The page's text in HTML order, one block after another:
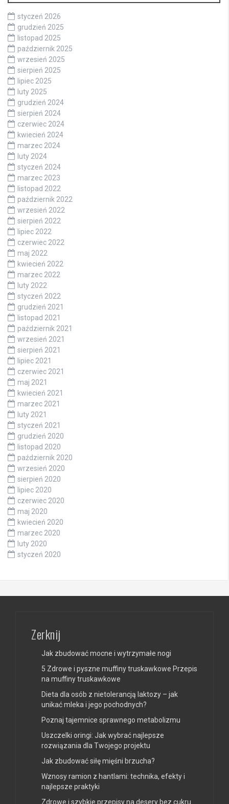
styczeń 2026
grudzień 2025
listopad 2025
październik 2025
wrzesień 2025
sierpień 2025
lipiec 2025
luty 2025
grudzień 2024
sierpień 2024
czerwiec 2024
kwiecień 2024
marzec 2024
luty 2024
styczeń 2024
marzec 2023
listopad 2022
październik 2022
wrzesień 2022
sierpień 2022
lipiec 2022
czerwiec 2022
maj 2022
kwiecień 2022
marzec 2022
luty 2022
styczeń 2022
grudzień 2021
listopad 2021
październik 2021
wrzesień 2021
sierpień 2021
lipiec 2021
czerwiec 2021
maj 2021
kwiecień 2021
marzec 2021
luty 2021
styczeń 2021
grudzień 2020
listopad 2020
październik 2020
wrzesień 2020
sierpień 2020
lipiec 2020
czerwiec 2020
maj 2020
kwiecień 2020
marzec 2020
luty 2020
styczeń 2020
Zerknij
Jak zbudować mocne i wytrzymałe nogi
5 Zdrowe i pyszne muffiny truskawkowe Przepis
na muffiny truskawkowe
Dieta dla osób z nietolerancją laktozy – jak
unikać mleka i jego pochodnych?
Poznaj tajemnice sprawnego metabolizmu
Uszczelki oringi: Jak wybrać najlepsze
rozwiązania dla Twojego projektu
Jak zbudować siłę mięśni brzucha?
Wznosy ramion z hantlami: technika, efekty i
najlepsze praktyki
Zdrowe i szybkie przepisy na desery bez cukru